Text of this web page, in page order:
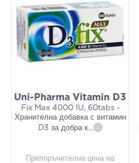
Uni-Pharma Vitamin D3
Fix Max 4000 IU, 60tabs -
Хранителна добавка с витамин
D3 за добра к... i
Препоръчителна цена на